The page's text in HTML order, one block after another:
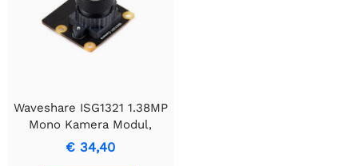
Waveshare ISG1321 1.38MP
Mono Kamera Modul,
Global Shutter, 95.5° FOV
Vidvinkel Linse,
€ 34,40